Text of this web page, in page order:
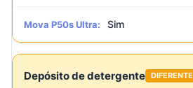
Mova P50s Ultra: Sim
Depósito de detergente DIFERENTE